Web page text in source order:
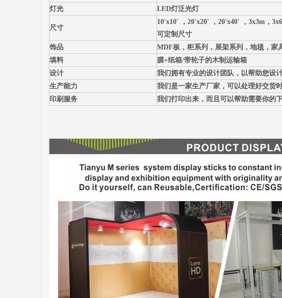
灯光
LED灯泛光灯
尺寸
10'x10' ，20'x20' ，20'x40' ，3x3m，
可定制尺寸
饰品
MDF板，柜系列，展架系列，地毯，家
填料
膜+纸箱/带轮子的木制运输箱
设计
我们拥有专业的设计团队，以帮助您设
生产能力
我们是一家生产厂家，可以处理好交货
印刷服务
我们打印出来，而且可以帮助需要你的